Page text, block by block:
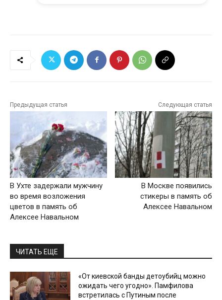
Предыдущая статья
В Ухте задержали мужчину
во время возложения
цветов в память об
Алексее Навальном
Следующая статья
В Москве появились
стикеры в память об
Алексее Навальном
ЧИТАТЬ ЕЩЕ
«От киевской банды детоубийц можно
ожидать чего угодно». Памфилова
встретилась с Путиным после